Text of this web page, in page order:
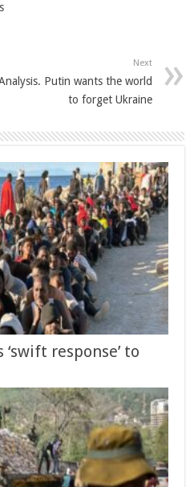
Next
Putin wants the world
to forget Ukraine
‘swift response’ to